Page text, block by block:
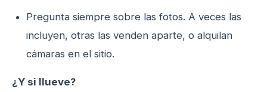
Pregunta siempre sobre las fotos. A veces las
incluyen, otras las venden aparte, o alquilan
cámaras en el sitio.
¿Y si llueve?